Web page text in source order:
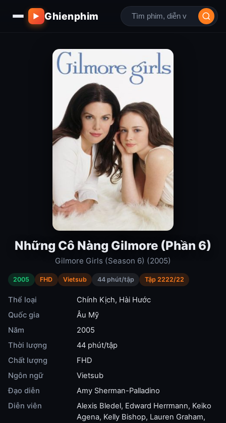
▶ Ghienphim
Những Cô Nàng Gilmore (Phần 6)
Gilmore Girls (Season 6) (2005)
2005 FHD Vietsub 44 phút/tập Tập 2222/22
Thể loại Chính Kịch, Hài Hước
Quốc gia
Âu Mỹ
Năm
2005
Thời lượng
44 phút/tập
Chất lượng
FHD
Ngôn ngữ
Vietsub
Đạo diễn
Amy Sherman-Palladino
Diễn viên
Alexis Bledel, Edward Herrmann, Keiko
Agena, Kelly Bishop, Lauren Graham,